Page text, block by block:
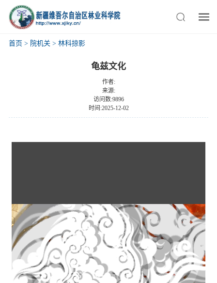
首页 > 院机关 > 林科掠影
龟兹文化
作者:
来源:
访问数:9896
时间:2025-12-02